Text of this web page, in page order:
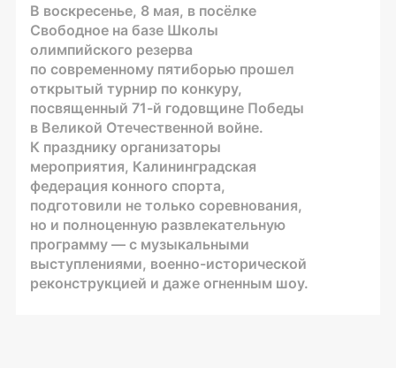
В воскресенье, 8 мая, в посёлке
Свободное на базе Школы
олимпийского резерва
по современному пятиборью прошел
открытый турнир по конкуру,
посвященный 71-й годовщине Победы
в Великой Отечественной войне.
К празднику организаторы
мероприятия, Калининградская
федерация конного спорта,
подготовили не только соревнования,
но и полноценную развлекательную
программу — с музыкальными
выступлениями, военно-исторической
реконструкцией и даже огненным шоу.